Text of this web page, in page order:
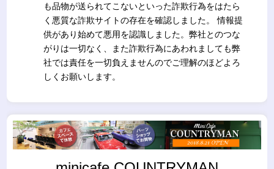
も品物が送られてこないといった詐欺行為をはたら
く悪質な詐欺サイトの存在を確認しました。 情報提
供があり始めて悪用を認識しました。弊社とのつな
がりは一切なく、また詐欺行為にあわれましても弊
社では責任を一切負えませんのでご理解のほどよろ
しくお願いします。